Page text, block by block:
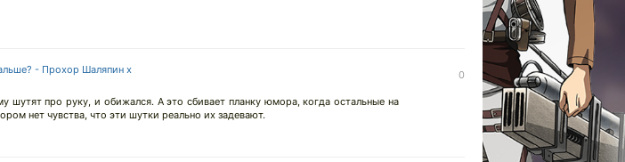
- Прохор Шаляпин х
0
про руку, и обижался. А это сбивает планку юмора, когда остальные на
нет чувства, что эти шутки реально их задевают.